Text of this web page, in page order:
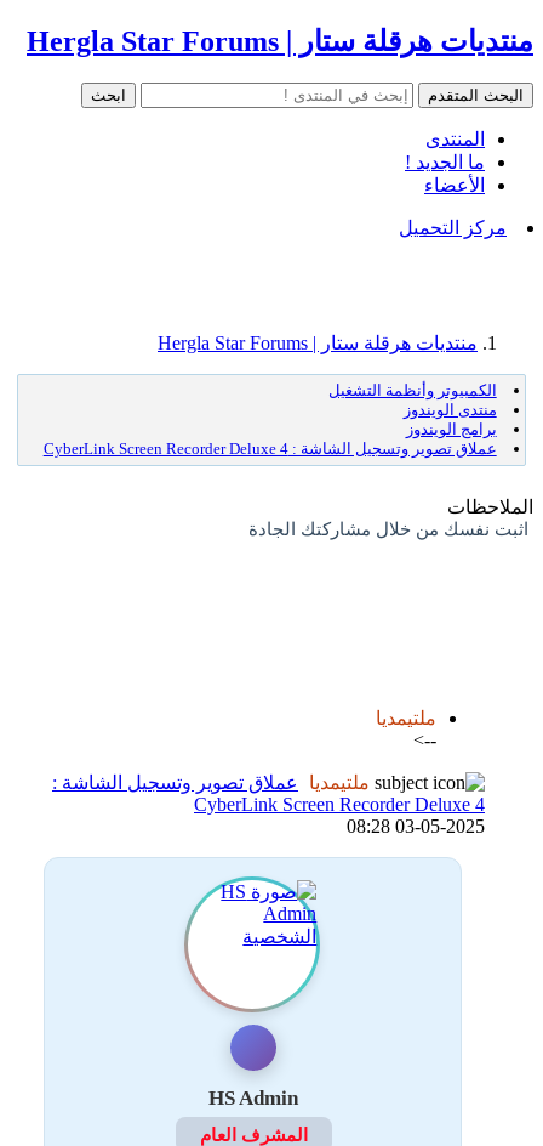
منتديات هرقلة ستار | Hergla Star Forums
المنتدى
ما الجديد !
الأعضاء
مركز التحميل
منتديات هرقلة ستار | Hergla Star Forums
الكمبيوتر وأنظمة التشغيل
منتدى الويندوز
برامج الويندوز
عملاق تصوير وتسجيل الشاشة : CyberLink Screen Recorder Deluxe 4
الملاحظات
اثبت نفسك من خلال مشاركتك الجادة
ملتيمديا
-->
ملتيمديا
عملاق تصوير وتسجيل الشاشة :
CyberLink Screen Recorder Deluxe 4
03-05-2025 08:28
HS Admin
المشرف العام